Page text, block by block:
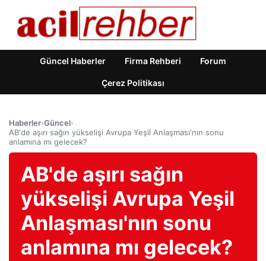
Güncel Haberler Firma Rehberi Forum
Çerez Politikası
Haberler›Güncel›
AB'de aşırı sağın yükselişi Avrupa Yeşil Anlaşması'nın sonu
anlamına mı gelecek?
AB'de aşırı sağın
yükselişi Avrupa Yeşil
Anlaşması'nın sonu
anlamına mı gelecek?